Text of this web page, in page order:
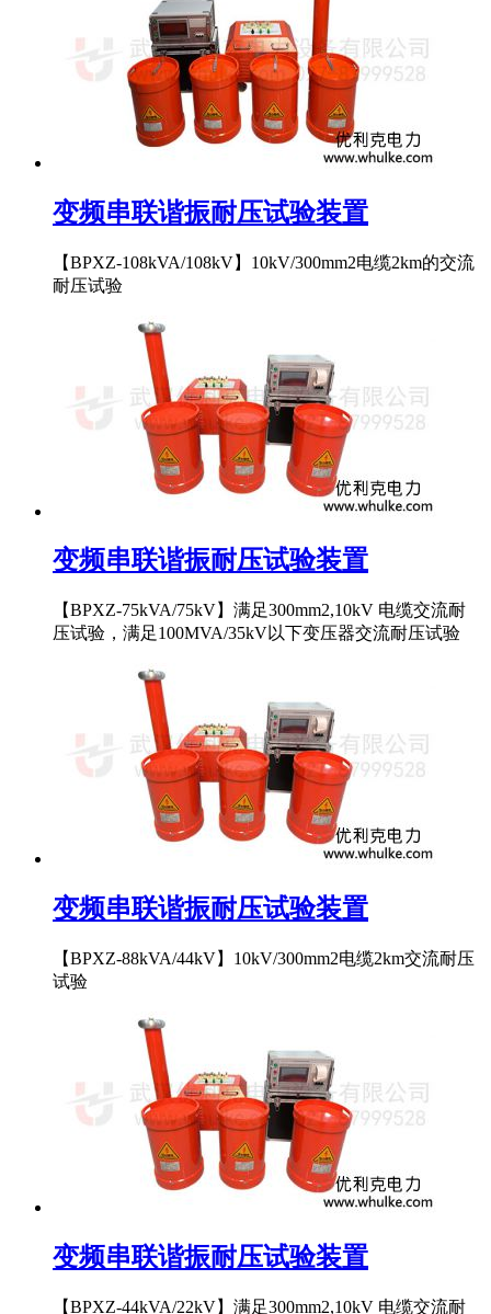
变频串联谐振耐压试验装置
【BPXZ-108kVA/108kV】10kV/300mm2电缆2km的交流
耐压试验
变频串联谐振耐压试验装置
【BPXZ-75kVA/75kV】满足300mm2,10kV 电缆交流耐
压试验，满足100MVA/35kV以下变压器交流耐压试验
变频串联谐振耐压试验装置
【BPXZ-88kVA/44kV】10kV/300mm2电缆2km交流耐压
试验
变频串联谐振耐压试验装置
【BPXZ-44kVA/22kV】满足300mm2,10kV 电缆交流耐